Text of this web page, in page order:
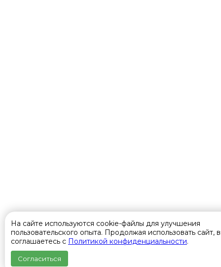
На сайте используются cookie-файлы для улучшения
пользовательского опыта. Продолжая использовать сайт,
соглашаетесь с Политикой конфиденциальности.
Согласиться